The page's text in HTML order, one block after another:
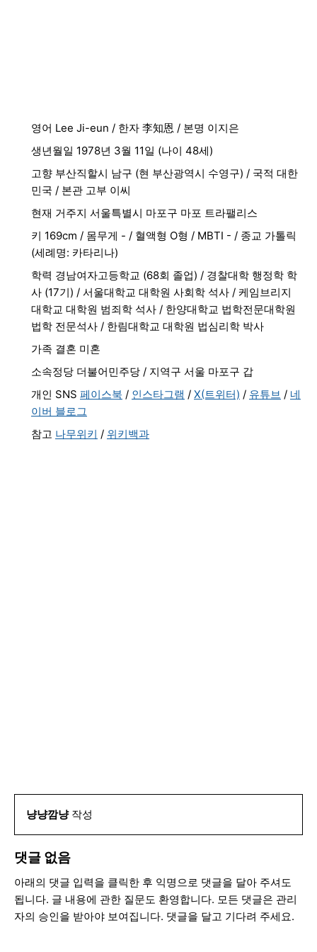
영어 Lee Ji-eun / 한자 李知恩 / 본명 이지은
생년월일 1978년 3월 11일 (나이 48세)
고향 부산직할시 남구 (현 부산광역시 수영구) / 국적 대한
민국 / 본관 고부 이씨
현재 거주지 서울특별시 마포구 마포 트라팰리스
키 169cm / 몸무게 - / 혈액형 O형 / MBTI - / 종교 가톨릭
(세례명: 카타리나)
학력 경남여자고등학교 (68회 졸업) / 경찰대학 행정학 학
사 (17기) / 서울대학교 대학원 사회학 석사 / 케임브리지
대학교 대학원 범죄학 석사 / 한양대학교 법학전문대학원
법학 전문석사 / 한림대학교 대학원 법심리학 박사
가족 결혼 미혼
소속정당 더불어민주당 / 지역구 서울 마포구 갑
개인 SNS 페이스북 / 인스타그램 / X(트위터) / 유튜브 / 네
이버 블로그
참고 나무위키 / 위키백과
냥냥깜냥작성
댓글 없음
아래의 댓글 입력을 클릭한 후 익명으로 댓글을 달아 주셔도
됩니다. 글 내용에 관한 질문도 환영합니다. 모든 댓글은 관리
자의 승인을 받아야 보여집니다. 댓글을 달고 기다려 주세요.